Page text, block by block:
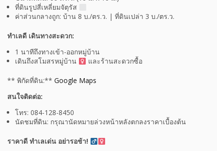
ที่ดินรูปสี่เหลี่ยมจัตุรัส
ค่าส่วนกลางถูก: บ้าน 8 บ./ตร.ว. | ที่ดินเปล่า 3 บ./ตร.ว.
ทำเลดี เดินทางสะดวก:
1 นาทีถึงทางเข้า-ออกหมู่บ้าน
เดินถึงสโมสรหมู่บ้าน ‍
และร้านสะดวกซื้อ
** พิกัดที่ดิน:** Google Maps
สนใจติดต่อ:
โทร: 084-128-8450
นัดชมที่ดิน: กรุณานัดหมายล่วงหน้าหลังตกลงราคาเบื้องต้น
ราคาดี ทำเลเด่น อย่ารอช้า!